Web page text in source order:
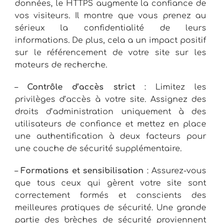
données, le HTTPS augmente la confiance de
vos visiteurs. Il montre que vous prenez au
sérieux la confidentialité de leurs
informations. De plus, cela a un impact positif
sur le référencement de votre site sur les
moteurs de recherche.
– Contrôle d’accès strict: Limitez les
privilèges d’accès à votre site. Assignez des
droits d’administration uniquement à des
utilisateurs de confiance et mettez en place
une authentification à deux facteurs pour
une couche de sécurité supplémentaire.
–Formations et sensibilisation : Assurez-vous
que tous ceux qui gèrent votre site sont
correctement formés et conscients des
meilleures pratiques de sécurité. Une grande
partie des brèches de sécurité proviennent